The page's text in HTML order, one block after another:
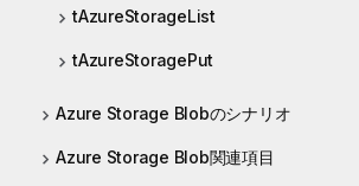
tAzureStorageList
tAzureStoragePut
Azure Storage Blobのシナリオ
Azure Storage Blob関連項目